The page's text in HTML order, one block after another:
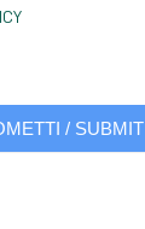
/ SUBMIT